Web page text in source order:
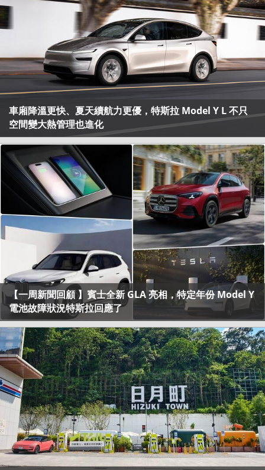
車廂降溫更快、夏天續航力更優，特斯拉 Model Y L 不只
空間變大熱管理也進化
【一周新聞回顧 】賓士全新 GLA 亮相，特定年份 Model Y
電池故障狀況特斯拉回應了